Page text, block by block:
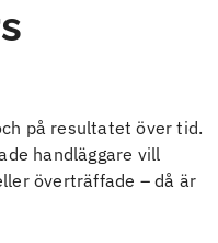
på resultatet över tid.
handläggare vill
överträffade – då är